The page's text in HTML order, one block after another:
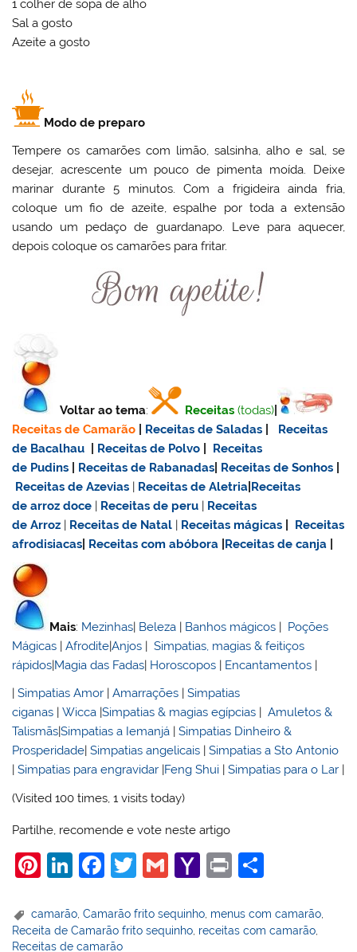
1 colher de sopa de alho
Sal a gosto
Azeite a gosto
Modo de preparo
Tempere os camarões com limão, salsinha, alho e sal, se
desejar, acrescente um pouco de pimenta moída. Deixe
marinar durante 5 minutos. Com a frigideira ainda fria,
coloque um fio de azeite, espalhe por toda a extensão
usando um pedaço de guardanapo. Leve para aquecer,
depois coloque os camarões para fritar.
Voltar ao tema: Receitas (todas)
Receitas de Camarão
Receitas de Saladas
Receitas
de Bacalhau
Receitas de Polvo
Receitas
de Pudins
Receitas de Rabanadas Receitas de Sonhos
Receitas de Azevias | Receitas de Aletria Receitas
dearroz doce | Receitas de peru | Receitas
de Arroz | Receitas de Natal | Receitas mágicas
Receitas
afrodisiacas Receitas com abóbora Receitas de canja
Mais: Mezinhas| Beleza | Banhos mágicos | Poções
Mágicas |Afrodite|Anjos |Simpatias, magias & feitiços
rápidos|Magia das Fadas| Horoscopos | Encantamentos |
|Simpatias Amor |Amarrações |Simpatias
ciganas |Wicca |Simpatias & magias egípcias |Amuletos &
Talismãs|Simpatias a Iemanjá |Simpatias Dinheiro &
Prosperidade |Simpatias angelicais |Simpatias a Sto Antonio
|Simpatias para engravidar Feng Shui |Simpatias para o Lar
(Visited 100 times, 1 visits today)
Partilhe, recomende e vote neste artigo
Pi
er
e
Li
k
e
F
c
e
T
itt
er
G
ai
l
Y
h
o
Pr
t
ar
e
camarão ,Camarão frito sequinho menus com camarão
Receita de Camarão frito sequinho receitas com camarão
Receitas de camarão